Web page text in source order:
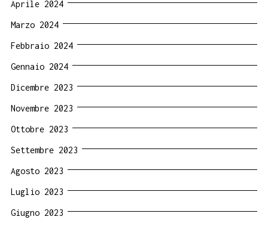
Aprile 2024
Marzo 2024
Febbraio 2024
Gennaio 2024
Dicembre 2023
Novembre 2023
Ottobre 2023
Settembre 2023
Agosto 2023
Luglio 2023
Giugno 2023